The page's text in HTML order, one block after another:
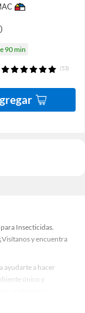
90 min
(53)
Insecticidas.
y encuentra
ayudarte a hacer
único y
tú.